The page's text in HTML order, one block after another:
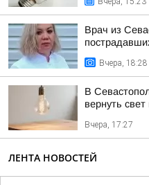
Врач из
Вчера, 18:28
В
вернуть
Вчера, 17:27
ЛЕНТА НОВОСТЕЙ